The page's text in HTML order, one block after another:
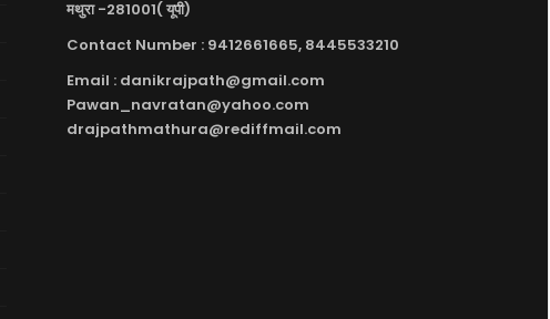
मथुरा -281001( यूपी)
Contact Number : 9412661665, 8445533210
Email : danikrajpath@gmail.com
Pawan_navratan@yahoo.com
drajpathmathura@rediffmail.com